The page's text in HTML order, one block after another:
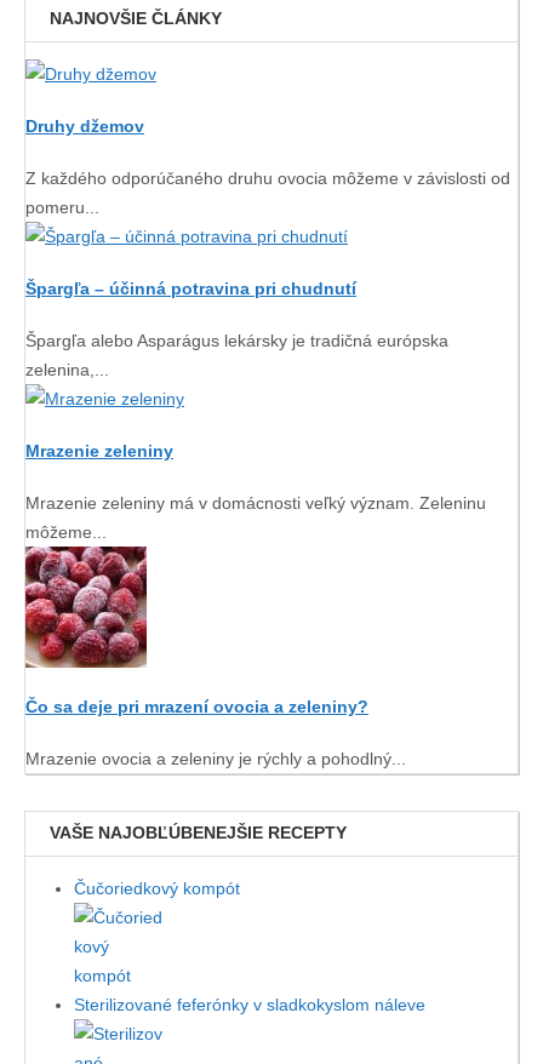
NAJNOVŠIE ČLÁNKY
Druhy džemov
Z každého odporúčaného druhu ovocia môžeme v závislosti od
pomeru
Špargľa – účinná potravina pri chudnutí
Špargľa alebo Asparágus lekársky je tradičná európska
zelenina,
Mrazenie zeleniny
Mrazenie zeleniny má v domácnosti veľký význam. Zeleninu
môžeme...
Čo sa deje pri mrazení ovocia a zeleniny?
Mrazenie ovocia a zeleniny je rýchly a pohodlný
VAŠE NAJOBĽÚBENEJŠIE RECEPTY
Čučoriedkový kompót
Sterilizované feferónky v sladkokyslom náleve